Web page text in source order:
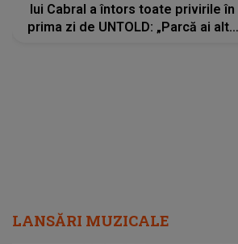
lui Cabral a întors toate privirile în
prima zi de UNTOLD: „Parcă ai altă
LANSĂRI MUZICALE